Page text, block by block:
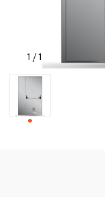
СТАТЬИ
СВЯЗАТЬСЯ
С
1 /1